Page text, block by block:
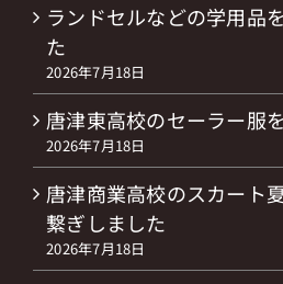
ランドセルなどの学用品
た
2026年7月18日
唐津東高校のセーラー服
2026年7月18日
唐津商業高校のスカート
繋ぎしました
2026年7月18日